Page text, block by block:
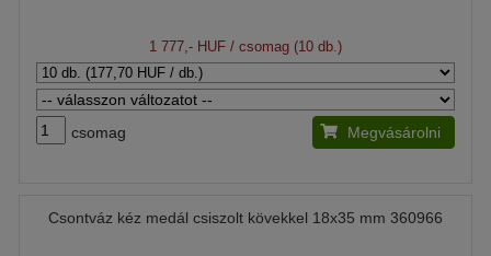
1 777,- HUF / csomag (10 db.)
csomag Megvásárolni
Csontváz kéz medál csiszolt kövekkel 18x35 mm 360966